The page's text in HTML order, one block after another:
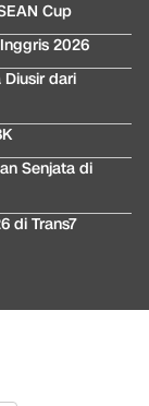
Cup
2026
dari
Senjata di
di Trans7